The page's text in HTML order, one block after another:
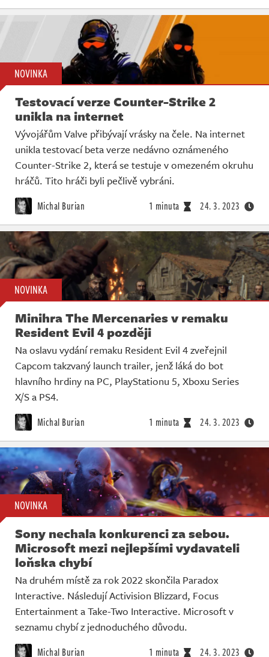
NOVINKA
Testovací verze Counter-Strike 2
unikla na internet
Vývojářům Valve přibývají vrásky na čele. Na internet
unikla testovací beta verze nedávno oznámeného
Counter-Strike 2, která se testuje v omezeném okruhu
hráčů. Tito hráči byli pečlivě vybráni.
Michal Burian 1 minuta 24. 3. 2023
NOVINKA
Minihra The Mercenaries v remaku
Resident Evil 4 později
Na oslavu vydání remaku Resident Evil 4 zveřejnil
Capcom takzvaný launch trailer, jenž láká do bot
hlavního hrdiny na PC, PlayStationu 5, Xboxu Series
X/S a PS4.
Michal Burian 1 minuta 24. 3. 2023
NOVINKA
Sony nechala konkurenci za sebou.
Microsoft mezi nejlepšími vydavateli
loňska chybí
Na druhém místě za rok 2022 skončila Paradox
Interactive. Následují Activision Blizzard, Focus
Entertainment a Take-Two Interactive. Microsoft v
seznamu chybí z jednoduchého důvodu.
Michal Burian 1 minuta 24. 3. 2023